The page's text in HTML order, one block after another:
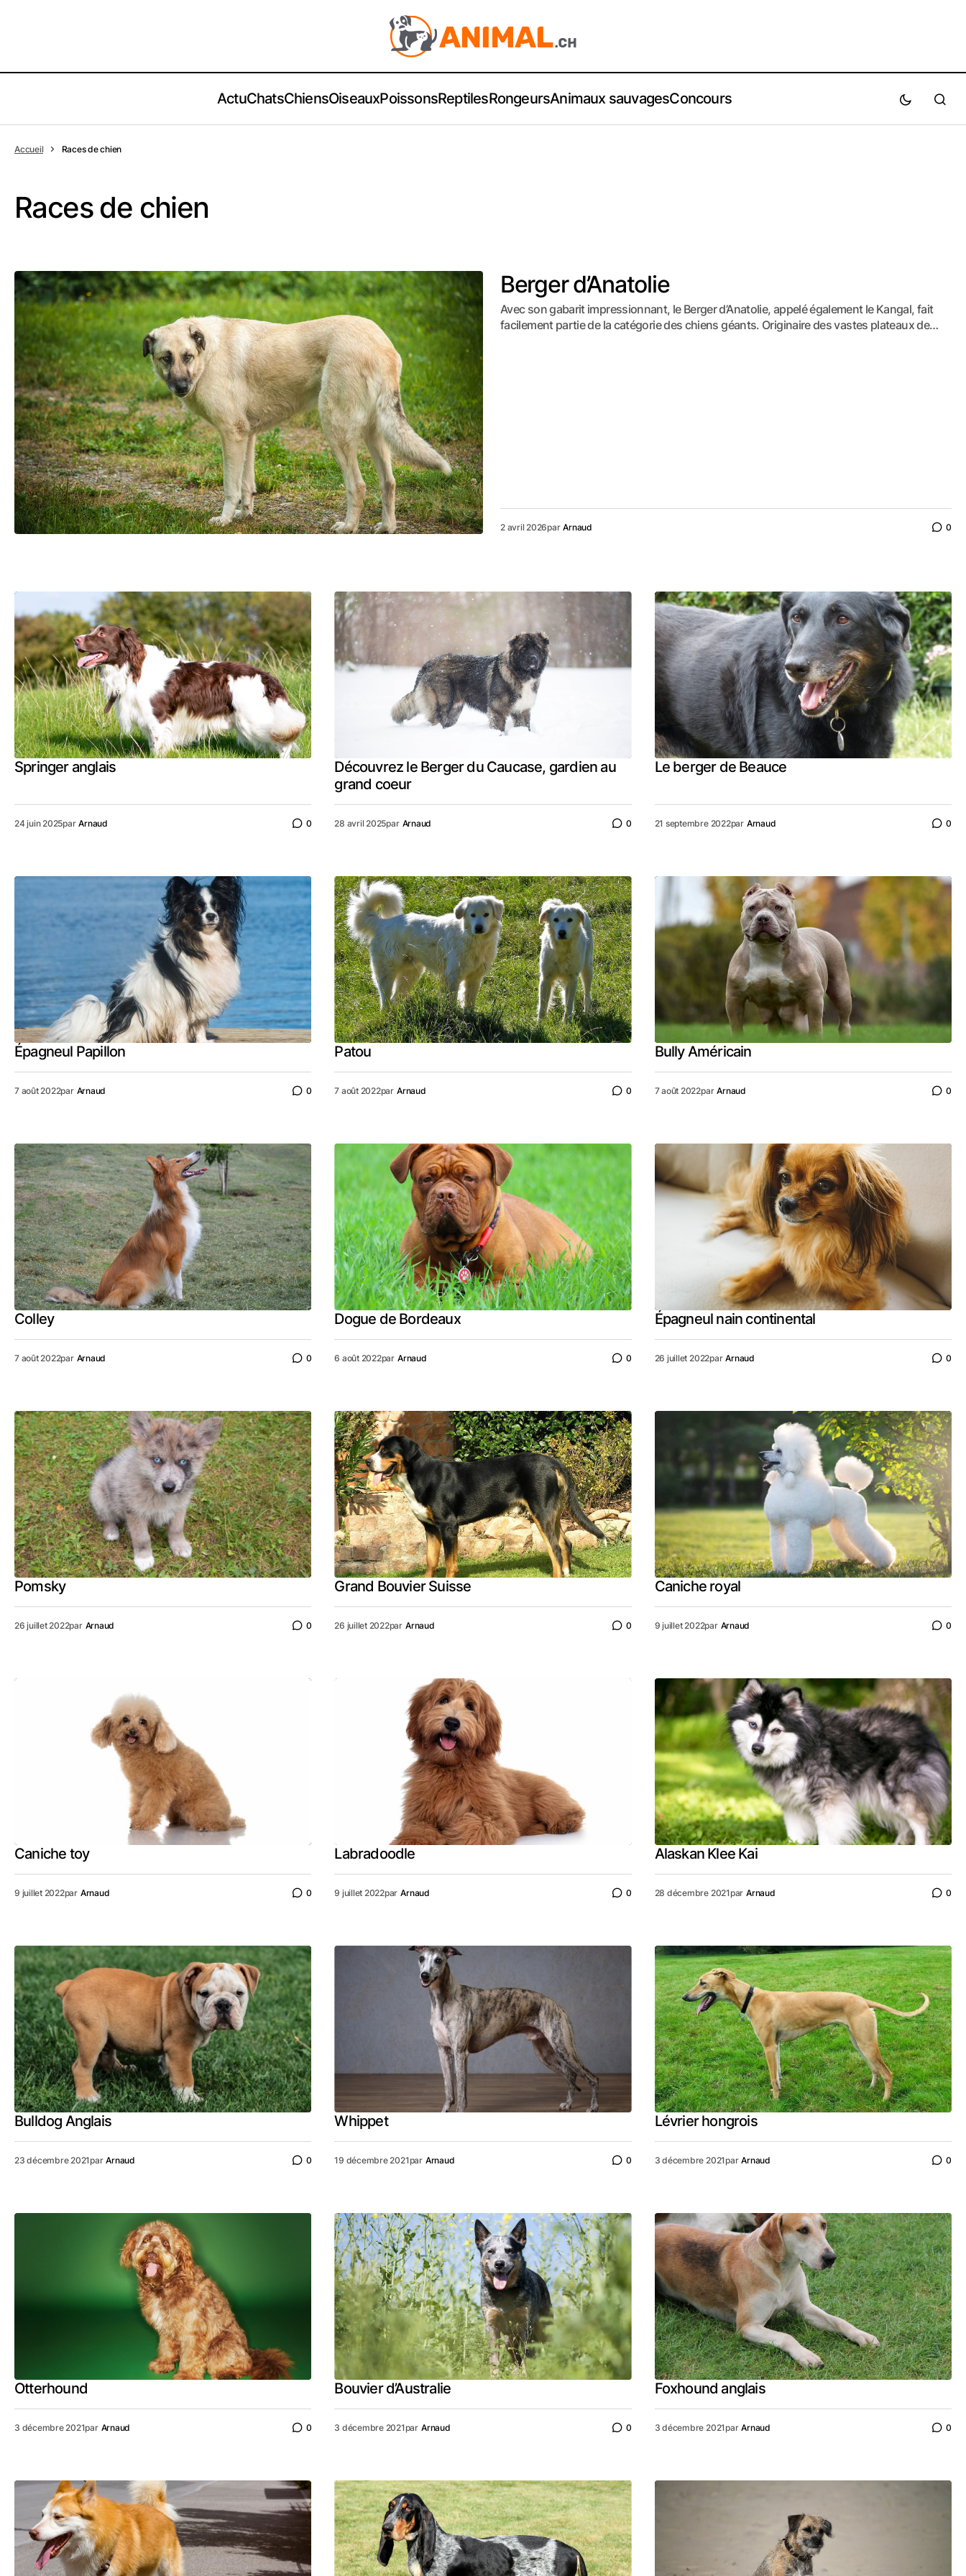
ActuChatsChiensOiseauxPoissonsReptilesRongeursAnimaux sauvagesConcours
Accueil Races de chien
Races de chien
Berger d’Anatolie
Avec son gabarit impressionnant, le Berger d’Anatolie, appelé également le Kangal, fait
facilement partie de la catégorie des chiens géants. Originaire des vastes plateaux de…
2 avril 2026par Arnaud 0
Springer anglais
24 juin 2025par Arnaud 0
Découvrez le Berger du Caucase, gardien au
grand coeur
28 avril 2025par Arnaud 0
Le berger de Beauce
21 septembre 2022par Arnaud 0
Épagneul Papillon
7 août 2022par Arnaud 0
Patou
7 août 2022par Arnaud 0
Bully Américain
7 août 2022par Arnaud 0
Colley
7 août 2022par Arnaud 0
Dogue de Bordeaux
6 août 2022par Arnaud 0
Épagneul nain continental
26 juillet 2022par Arnaud 0
Pomsky
26 juillet 2022par Arnaud 0
Grand Bouvier Suisse
26 juillet 2022par Arnaud 0
Caniche royal
9 juillet 2022par Arnaud 0
Caniche toy
9 juillet 2022par Arnaud 0
Labradoodle
9 juillet 2022par Arnaud 0
Alaskan Klee Kai
28 décembre 2021par Arnaud 0
Bulldog Anglais
23 décembre 2021par Arnaud 0
Whippet
19 décembre 2021par Arnaud 0
Lévrier hongrois
3 décembre 2021par Arnaud 0
Otterhound
3 décembre 2021par Arnaud 0
Bouvier d’Australie
3 décembre 2021par Arnaud 0
Foxhound anglais
3 décembre 2021par Arnaud 0